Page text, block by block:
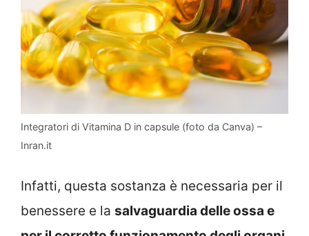
Integratori di Vitamina D in capsule (foto da Canva) –
Inran.it
Infatti, questa sostanza è necessaria per il
benessere e la salvaguardia delle ossa e